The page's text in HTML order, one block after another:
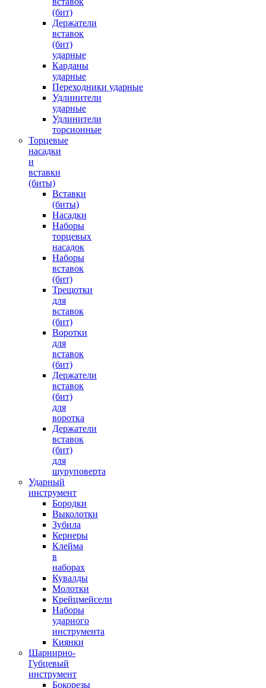
(бит)
Держатели
вставок
(бит)
ударные
Карданы
ударные
Переходники ударные
Удлинители
ударные
Удлинители
торсионные
Торцевые
насадки
и
вставки
(биты)
Вставки
(биты)
Насадки
Наборы
торцевых
насадок
Наборы
вставок
(бит)
Трещотки
для
вставок
(бит)
Воротки
для
вставок
(бит)
Держатели
вставок
(бит)
для
воротка
Держатели
вставок
(бит)
для
шуруповерта
Ударный
инструмент
Бородки
Выколотки
Зубила
Кернеры
Клейма
в
наборах
Кувалды
Молотки
Крейцмейсели
Наборы
ударного
инструмента
Киянки
Шарнирно-
Губцевый
инструмент
Бокорезы